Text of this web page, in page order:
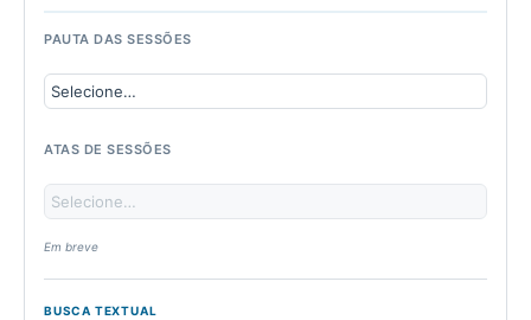
PAUTA DAS SESSÕES
ATAS DE SESSÕES
Em breve
BUSCA TEXTUAL